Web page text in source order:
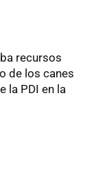
recursos
de los canes
la PDI en la